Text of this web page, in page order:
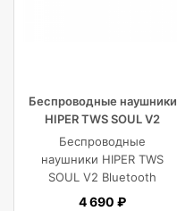
Беспроводные наушники
HIPER TWS SOUL V2
Bluetooth 5.0 гарнитура Li-
Pol 2x43mAh+380mAh,
черный
Беспроводные
наушники HIPER TWS
SOUL V2 Bluetooth
5.0 гарнитура Li-Pol
4 690 ₽